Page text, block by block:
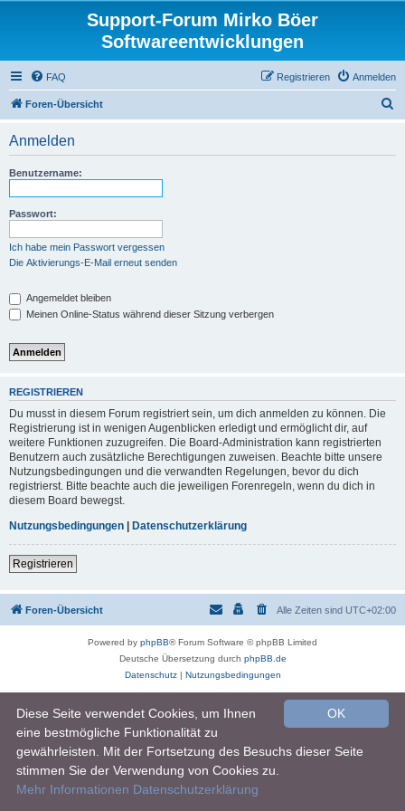
Support-Forum Mirko Böer
Softwareentwicklungen
FAQ Anmelden
Registrieren
Foren-Übersicht
Anmelden
Benutzername:
Passwort:
Ich habe mein Passwort vergessen
Die Aktivierungs-E-Mail erneut senden
Angemeldet bleiben
Meinen Online-Status während dieser Sitzung verbergen
REGISTRIEREN
Du musst in diesem Forum registriert sein, um dich anmelden zu können. Die
Registrierung ist in wenigen Augenblicken erledigt und ermöglicht dir, auf
weitere Funktionen zuzugreifen. Die Board-Administration kann registrierten
Benutzern auch zusätzliche Berechtigungen zuweisen. Beachte bitte unsere
Nutzungsbedingungen und die verwandten Regelungen, bevor du dich
registrierst. Bitte beachte auch die jeweiligen Forenregeln, wenn du dich in
diesem Board bewegst.
Nutzungsbedingungen | Datenschutzerklärung
Registrieren
Foren-Übersicht Alle Zeiten sind UTC+02:00
Powered by phpBB® Forum Software © phpBB Limited
Deutsche Übersetzung durch phpBB.de
Datenschutz| Nutzungsbedingungen
OK
Diese Seite verwendet Cookies, um Ihnen
eine bestmögliche Funktionalität zu
gewährleisten. Mit der Fortsetzung des Besuchs dieser Seite
stimmen Sie der Verwendung von Cookies zu.
Mehr Informationen Datenschutzerklärung